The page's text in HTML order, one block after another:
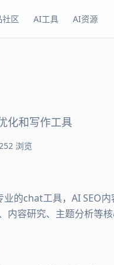
社区 AI工具 AI资源
化和写作工具
浏览
业的chat工具，AI SEO
内容研究、主题分析等